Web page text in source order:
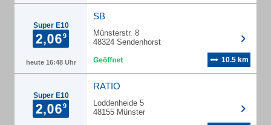
Super E10
heute 16:48 Uhr
SB
Münsterstr. 8
48324 Sendenhorst
10.5 km
Super E10
RATIO
Loddenheide 5
48155 Münster